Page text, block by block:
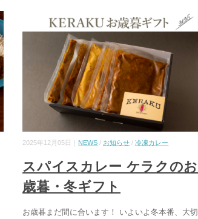
2025年12月05日｜ NEWS / お知らせ /冷凍カレー
スパイスカレー ケラクのお
歳暮・冬ギフト
お歳暮まだ間に合います！ いよいよ冬本番、大切